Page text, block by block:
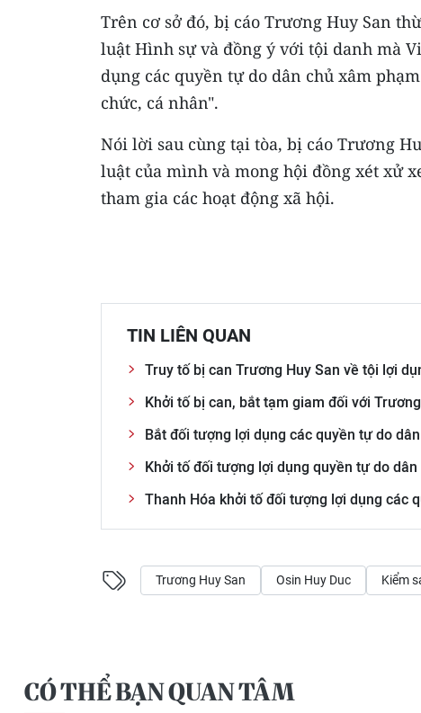
Trên cơ sở đó, bị cáo Trương Huy San
luật Hình sự và đồng ý với tội danh mà
dụng các quyền tự do dân chủ xâm
chức, cá nhân".
Nói lời sau cùng tại tòa, bị cáo Trương
luật của mình và mong hội đồng xét xử
tham gia các hoạt động xã hội.
TIN LIÊN QUAN
Truy tố bị can Trương Huy San về tội lợi
Khởi tố bị can, bắt tạm giam đối với
Bắt đối tượng lợi dụng các quyền tự do
Khởi tố đối tượng lợi dụng quyền tự do
Thanh Hóa khởi tố đối tượng lợi dụng các
Trương Huy San Osin Huy Duc Kiểm
CÓ THỂ BẠN QUAN TÂM